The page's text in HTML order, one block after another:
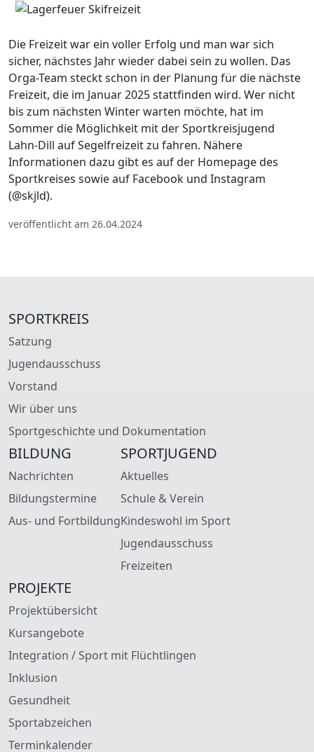
Die Freizeit war ein voller Erfolg und man war sich
sicher, nächstes Jahr wieder dabei sein zu wollen. Das
Orga-Team steckt schon in der Planung für die nächste
Freizeit, die im Januar 2025 stattfinden wird. Wer nicht
bis zum nächsten Winter warten möchte, hat im
Sommer die Möglichkeit mit der Sportkreisjugend
Lahn-Dill auf Segelfreizeit zu fahren. Nähere
Informationen dazu gibt es auf der Homepage des
Sportkreises sowie auf Facebook und Instagram
(@skjld).
veröffentlicht am 26.04.2024
SPORTKREIS
Satzung
Jugendausschuss
Vorstand
Wir über uns
Sportgeschichte und Dokumentation
BILDUNG
Nachrichten
Bildungstermine
Aus- und Fortbildung
SPORTJUGEND
Aktuelles
Schule & Verein
Kindeswohl im Sport
Jugendausschuss
Freizeiten
PROJEKTE
Projektübersicht
Kursangebote
Integration / Sport mit Flüchtlingen
Inklusion
Gesundheit
Sportabzeichen
Terminkalender